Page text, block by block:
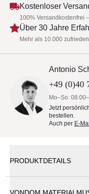
Kostenloser
100% Versandkostenfrei
Über 30 Jahre
Mehr als 10.000
Antonio
+49 (0)40
Mo–So:
Jetzt
bestellen.
Auch per E-Mail
PRODUKTDETAILS
VONDOM